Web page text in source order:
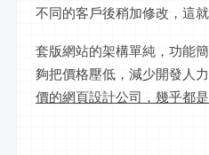
不同的客戶後稍加修改，這
套版網站的架構單純，功能
夠把價格壓低，減少開發人
價的網頁設計公司，幾乎都